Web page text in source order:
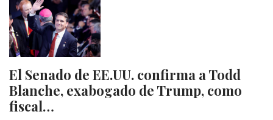
El Senado de EE.UU. confirma a Todd
Blanche, exabogado de Trump, como
fiscal…